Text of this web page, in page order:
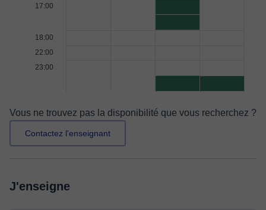
17:00
18:00
22:00
23:00
Vous ne trouvez pas la disponibilité que vous recherchez ?
Contactez l'enseignant
J'enseigne